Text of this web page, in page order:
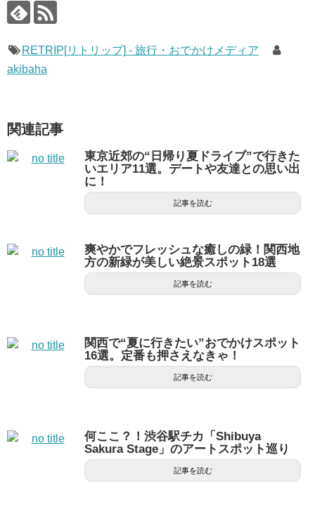
RETRIP[リトリップ] - 旅行・おでかけメディア
akibaha
関連記事
東京近郊の“日帰り夏ドライブ”で行きた
いエリア11選。デートや友達との思い出
に！
記事を読む
爽やかでフレッシュな癒しの緑！関西地
方の新緑が美しい絶景スポット18選
記事を読む
関西で“夏に行きたい”おでかけスポット
16選。定番も押さえなきゃ！
記事を読む
何ここ？！渋谷駅チカ「Shibuya
Sakura Stage」のアートスポット巡り
記事を読む